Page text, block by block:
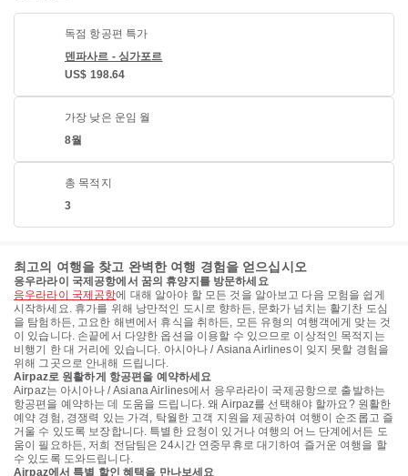
독점 항공편 특가
덴파사르 - 싱가포르
US$ 198.64
가장 낮은 운임 월
8월
총 목적지
3
최고의 여행을 찾고 완벽한 여행 경험을 얻으십시오
응우라라이 국제공항에서 꿈의 휴양지를 방문하세요
응우라라이 국제공항에 대해 알아야 할 모든 것을 알아보고 다음 모험을 쉽게
시작하세요. 휴가를 위해 낭만적인 도시로 향하든, 문화가 넘치는 활기찬 도심
을 탐험하든, 고요한 해변에서 휴식을 취하든, 모든 유형의 여행객에게 맞는 것
이 있습니다. 손끝에서 다양한 옵션을 이용할 수 있으므로 이상적인 목적지는
비행기 한 대 거리에 있습니다. 아시아나 / Asiana Airlines이 잊지 못할 경험을
위해 그곳으로 안내해 드립니다.
Airpaz로 원활하게 항공편을 예약하세요
Airpaz는 아시아나 / Asiana Airlines에서 응우라라이 국제공항으로 출발하는
항공편을 예약하는 데 도움을 드립니다. 왜 Airpaz를 선택해야 할까요? 원활한
예약 경험, 경쟁력 있는 가격, 탁월한 고객 지원을 제공하여 여행이 순조롭고 즐
거울 수 있도록 보장합니다. 특별한 요청이 있거나 여행의 어느 단계에서든 도
움이 필요하든, 저희 전담팀은 24시간 연중무휴로 대기하여 즐거운 여행을 할
수 있도록 도와드립니다.
Airpaz에서 특별 할인 혜택을 만나보세요